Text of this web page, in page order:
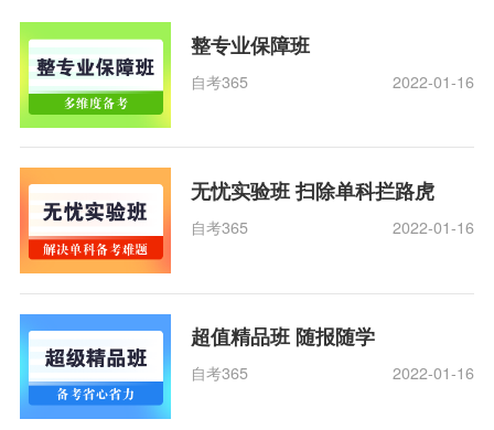
整专业保障班
自考365 2022-01-16
无忧实验班 扫除单科拦路虎
自考365 2022-01-16
超值精品班 随报随学
自考365 2022-01-16